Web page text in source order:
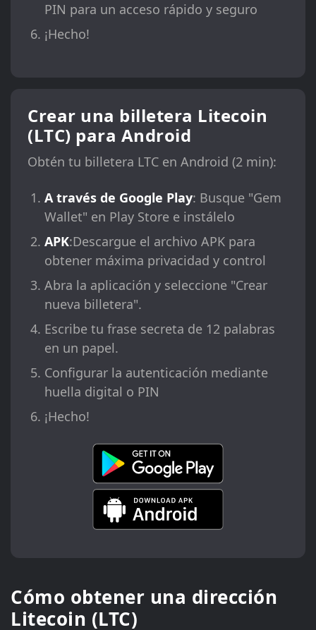
PIN para un acceso rápido y seguro
¡Hecho!
Crear una billetera Litecoin
(LTC) para Android
Obtén tu billetera LTC en Android (2 min):
A través de Google Play: Busque "Gem
Wallet" en Play Store e instálelo
APK:Descargue el archivo APK para
obtener máxima privacidad y control
Abra la aplicación y seleccione "Crear
nueva billetera".
Escribe tu frase secreta de 12 palabras
en un papel.
Configurar la autenticación mediante
huella digital o PIN
¡Hecho!
Cómo obtener una dirección
Litecoin (LTC)